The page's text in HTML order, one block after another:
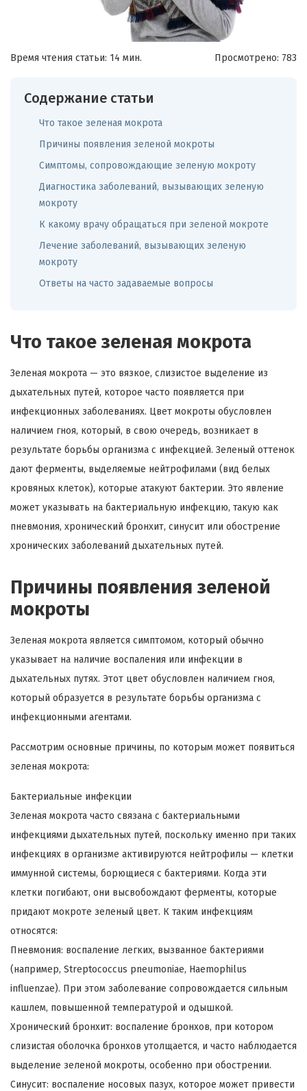
Время чтения статьи: 14 мин. Просмотрено: 783
Содержание статьи
Что такое зеленая мокрота
Причины появления зеленой мокроты
Симптомы, сопровождающие зеленую мокроту
Диагностика заболеваний, вызывающих зеленую
мокроту
К какому врачу обращаться при зеленой мокроте
Лечение заболеваний, вызывающих зеленую
мокроту
Ответы на часто задаваемые вопросы
Что такое зеленая мокрота
Зеленая мокрота — это вязкое, слизистое выделение из
дыхательных путей, которое часто появляется при
инфекционных заболеваниях. Цвет мокроты обусловлен
наличием гноя, который, в свою очередь, возникает в
результате борьбы организма с инфекцией. Зеленый оттенок
дают ферменты, выделяемые нейтрофилами (вид белых
кровяных клеток), которые атакуют бактерии. Это явление
может указывать на бактериальную инфекцию, такую как
пневмония, хронический бронхит, синусит или обострение
хронических заболеваний дыхательных путей.
Причины появления зеленой
мокроты
Зеленая мокрота является симптомом, который обычно
указывает на наличие воспаления или инфекции в
дыхательных путях. Этот цвет обусловлен наличием гноя,
который образуется в результате борьбы организма с
инфекционными агентами.
Рассмотрим основные причины, по которым может появиться
зеленая мокрота:
Бактериальные инфекции
Зеленая мокрота часто связана с бактериальными
инфекциями дыхательных путей, поскольку именно при таких
инфекциях в организме активируются нейтрофилы — клетки
иммунной системы, борющиеся с бактериями. Когда эти
клетки погибают, они высвобождают ферменты, которые
придают мокроте зеленый цвет. К таким инфекциям
относятся:
Пневмония: воспаление легких, вызванное бактериями
(например, Streptococcus pneumoniae, Haemophilus
influenzae). При этом заболевание сопровождается сильным
кашлем, повышенной температурой и одышкой.
Хронический бронхит: воспаление бронхов, при котором
слизистая оболочка бронхов утолщается, и часто наблюдается
выделение зеленой мокроты, особенно при обострении.
Синусит: воспаление носовых пазух, которое может привести